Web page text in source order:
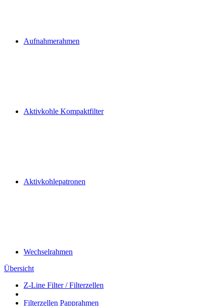
Aufnahmerahmen
Aktivkohle Kompaktfilter
Aktivkohlepatronen
Wechselrahmen
Übersicht
Z-Line Filter / Filterzellen
Filterzellen Papprahmen